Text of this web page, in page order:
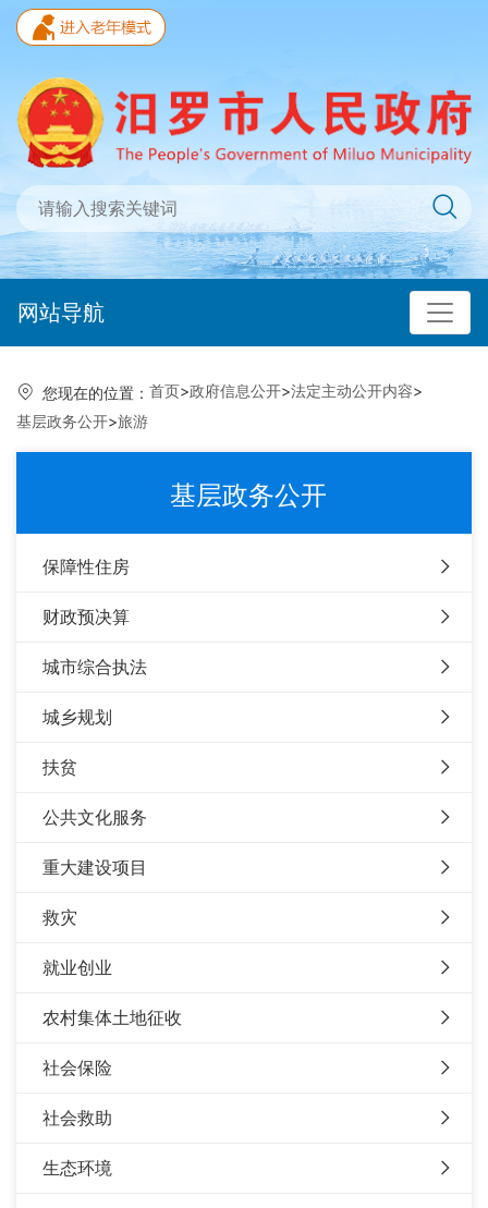
网站导航
您现在的位置： 首页>政府信息公开>法定主动公开内容>
基层政务公开>旅游
基层政务公开
保障性住房
财政预决算
城市综合执法
城乡规划
扶贫
公共文化服务
重大建设项目
救灾
就业创业
农村集体土地征收
社会保险
社会救助
生态环境